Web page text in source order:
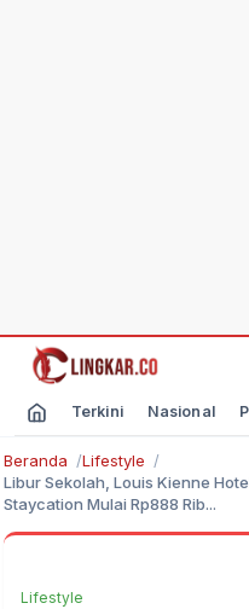
Terkini Nasional
Beranda
Lifestyle
Libur Sekolah, Louis Kienne
Staycation Mulai Rp888 Rib...
Lifestyle